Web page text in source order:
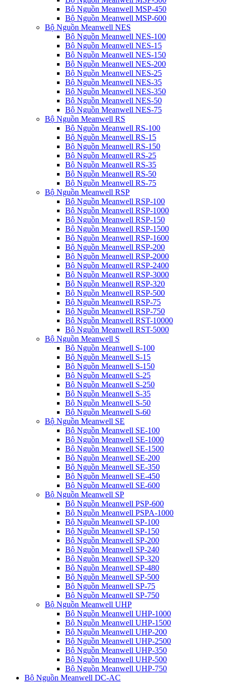
Bộ Nguồn Meanwell MSP-450
Bộ Nguồn Meanwell MSP-600
Bộ Nguồn Meanwell NES
Bộ Nguồn Meanwell NES-100
Bộ Nguồn Meanwell NES-15
Bộ Nguồn Meanwell NES-150
Bộ Nguồn Meanwell NES-200
Bộ Nguồn Meanwell NES-25
Bộ Nguồn Meanwell NES-35
Bộ Nguồn Meanwell NES-350
Bộ Nguồn Meanwell NES-50
Bộ Nguồn Meanwell NES-75
Bộ Nguồn Meanwell RS
Bộ Nguồn Meanwell RS-100
Bộ Nguồn Meanwell RS-15
Bộ Nguồn Meanwell RS-150
Bộ Nguồn Meanwell RS-25
Bộ Nguồn Meanwell RS-35
Bộ Nguồn Meanwell RS-50
Bộ Nguồn Meanwell RS-75
Bộ Nguồn Meanwell RSP
Bộ Nguồn Meanwell RSP-100
Bộ Nguồn Meanwell RSP-1000
Bộ Nguồn Meanwell RSP-150
Bộ Nguồn Meanwell RSP-1500
Bộ Nguồn Meanwell RSP-1600
Bộ Nguồn Meanwell RSP-200
Bộ Nguồn Meanwell RSP-2000
Bộ Nguồn Meanwell RSP-2400
Bộ Nguồn Meanwell RSP-3000
Bộ Nguồn Meanwell RSP-320
Bộ Nguồn Meanwell RSP-500
Bộ Nguồn Meanwell RSP-75
Bộ Nguồn Meanwell RSP-750
Bộ Nguồn Meanwell RST-10000
Bộ Nguồn Meanwell RST-5000
Bộ Nguồn Meanwell S
Bộ Nguồn Meanwell S-100
Bộ Nguồn Meanwell S-15
Bộ Nguồn Meanwell S-150
Bộ Nguồn Meanwell S-25
Bộ Nguồn Meanwell S-250
Bộ Nguồn Meanwell S-35
Bộ Nguồn Meanwell S-50
Bộ Nguồn Meanwell S-60
Bộ Nguồn Meanwell SE
Bộ Nguồn Meanwell SE-100
Bộ Nguồn Meanwell SE-1000
Bộ Nguồn Meanwell SE-1500
Bộ Nguồn Meanwell SE-200
Bộ Nguồn Meanwell SE-350
Bộ Nguồn Meanwell SE-450
Bộ Nguồn Meanwell SE-600
Bộ Nguồn Meanwell SP
Bộ Nguồn Meanwell PSP-600
Bộ Nguồn Meanwell PSPA-1000
Bộ Nguồn Meanwell SP-100
Bộ Nguồn Meanwell SP-150
Bộ Nguồn Meanwell SP-200
Bộ Nguồn Meanwell SP-240
Bộ Nguồn Meanwell SP-320
Bộ Nguồn Meanwell SP-480
Bộ Nguồn Meanwell SP-500
Bộ Nguồn Meanwell SP-75
Bộ Nguồn Meanwell SP-750
Bộ Nguồn Meanwell UHP
Bộ Nguồn Meanwell UHP-1000
Bộ Nguồn Meanwell UHP-1500
Bộ Nguồn Meanwell UHP-200
Bộ Nguồn Meanwell UHP-2500
Bộ Nguồn Meanwell UHP-350
Bộ Nguồn Meanwell UHP-500
Bộ Nguồn Meanwell UHP-750
Bộ Nguồn Meanwell DC-AC